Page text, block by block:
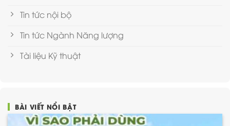
Tin tức nội bộ
Tin tức Ngành Năng lượng
Tài liệu Kỹ thuật
BÀI VIẾT NỔI BẬT